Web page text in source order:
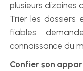
plusieurs dizaines
Trier les dossiers
fiables
connaissance du
Confier son